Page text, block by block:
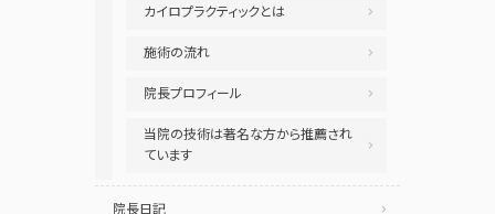
カイロプラクティックとは
施術の流れ
院長プロフィール
当院の技術は著名な方から推薦され
ています
院長日記